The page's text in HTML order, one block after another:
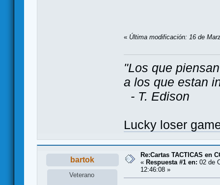
« Última modificación: 16 de
"Los que
a los que estan
- T. Edison
Lucky loser
bartok
Veterano
Re:Cartas TACTICAS en
« Respuesta #1 en: 02 de
12:46:08 »